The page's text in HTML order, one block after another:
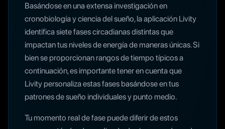
Basándose en una extensa investigación en
cronobiología y ciencia del sueño, la aplicación Livity
identifica siete fases circadianas distintas que
impactan tus niveles de energía de maneras únicas. Si
bien se proporcionan rangos de tiempo típicos a
continuación, es importante tener en cuenta que
Livity personaliza estas fases basándose en tus
patrones de sueño individuales y punto medio.
Tu momento real de fase puede diferir de estos